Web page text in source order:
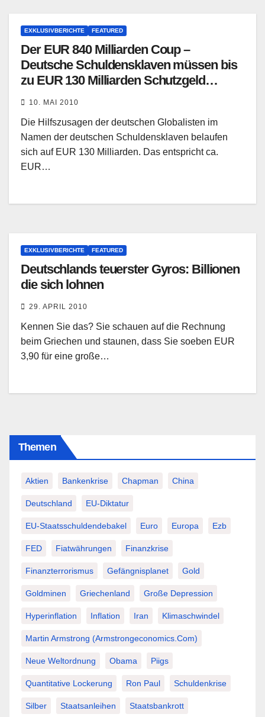
EXKLUSIVBERICHTE FEATURED
Der EUR 840 Milliarden Coup –
Deutsche Schuldensklaven müssen bis
zu EUR 130 Milliarden Schutzgeld
bezahlen
10. MAI 2010
Die Hilfszusagen der deutschen Globalisten im
Namen der deutschen Schuldensklaven belaufen
sich auf EUR 130 Milliarden. Das entspricht ca.
EUR…
EXKLUSIVBERICHTE FEATURED
Deutschlands teuerster Gyros: Billionen
die sich lohnen
29. APRIL 2010
Kennen Sie das? Sie schauen auf die Rechnung
beim Griechen und staunen, dass Sie soeben EUR
3,90 für eine große…
Themen
Aktien Bankenkrise Chapman China
Deutschland EU-Diktatur
EU-Staatsschuldendebakel Euro Europa Ezb
FED Fiatwährungen Finanzkrise
Finanzterrorismus Gefängnisplanet Gold
Goldminen Griechenland Große Depression
Hyperinflation Inflation Iran Klimaschwindel
Martin Armstrong (Armstrongeconomics.com)
Neue Weltordnung Obama Piigs
Quantitative Lockerung Ron Paul Schuldenkrise
Silber Staatsanleihen Staatsbankrott